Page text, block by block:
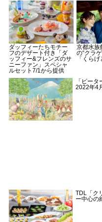
ダッフィーたちモチー
フのデザート付き「ダ
ッフィー&フレンズのサ
ニーファン」スペシャ
ルセット7/1から提供
京都水族
の“クラ
「くら
「ピー
2022年4
TDL「ク
ー中心の